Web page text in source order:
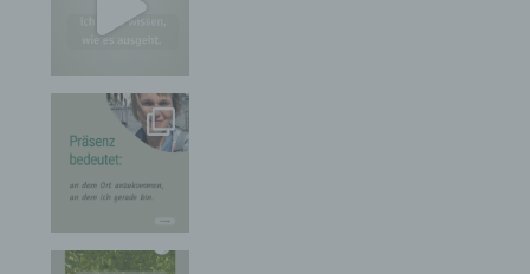
Durch eine Registrierung auf der Internetseite des
für die Verarbeitung Verantwortlichen wird ferner
die vom Internet-Service-Provider (ISP) der
betroffenen Person vergebene IP-Adresse, das
Datum sowie die Uhrzeit der Registrierung
gespeichert. Die Speicherung dieser Daten erfolgt
vor dem Hintergrund, dass nur so der Missbrauch
unserer Dienste verhindert werden kann, und
begangene Straftaten aufzuklären. Insofern ist die
Speicherung dieser Daten zur Absicherung des für